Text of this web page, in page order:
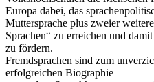
Europa dabei, das
Muttersprache plus zweier
Sprachen“ zu erreichen und
zu fördern.
Fremdsprachen sind zum
erfolgreichen Biographie